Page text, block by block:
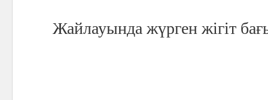
Жайлауында жүрген жігіт